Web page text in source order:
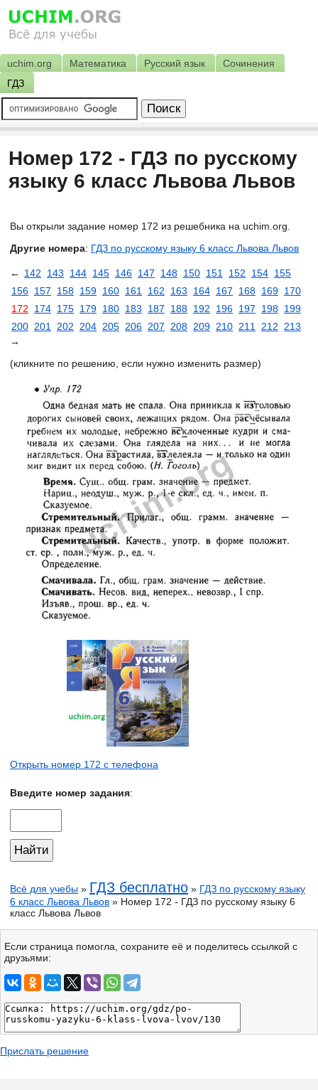
uchim.org Математика Русский язык
Сочинения
ГДЗ
Номер 172 - ГДЗ по русскому
языку 6 класс Львова Львов
Вы открыли задание номер 172 из решебника на uchim.org.
Другие номера: ГДЗ по русскому языку 6 класс Львова Львов
← 142 143 144 145 146 147 148 150 151 152 154 155
156 157 158 159 160 161 162 163 164 167 168 169 170
172
174 175 179 180 183 187 188 192 196 197 198 199
200 201 202 204 205 206 207 208 209 210 211 212
213
→
(кликните по решению, если нужно изменить размер)
Открыть номер 172 с телефона
Введите номер задания:
Всё для учебы » ГДЗ бесплатно » ГДЗ по русскому языку
6 класс Львова Львов » Номер 172 - ГДЗ по русскому языку 6
класс Львова Львов
Если страница помогла, сохраните её и поделитесь ссылкой с
друзьями:
Прислать решение